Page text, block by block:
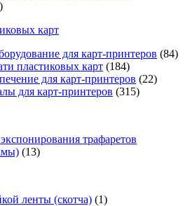
карт
для карт-принтеров (84)
пластиковых карт (184)
для карт-принтеров (22)
для карт-принтеров (315)
трафаретов
(13)
ленты (скотча) (1)